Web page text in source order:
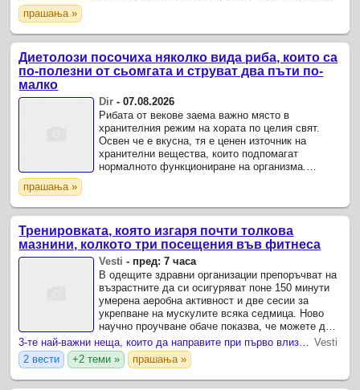
прашања »
Диетолози посочиха няколко вида риба, които са
по-полезни от сьомгата и струват два пъти по-
малко
Dir -07.08.2026
Рибата от векове заема важно място в
хранителния режим на хората по целия свят.
Освен че е вкусна, тя е ценен източник на
хранителни вещества, които подпомагат
нормалното функциониране на организма.
прашања »
Тренировката, която изгаря почти толкова
мазнини, колкото три посещения във фитнеса
Vesti - пред: 7 часа
В одещите здравни организации препоръчват на
възрастните да си осигуряват поне 150 минути
умерена аеробна активност и две сесии за
укрепване на мускулите всяка седмица. Ново
научно проучване обаче показва, че можете да
постигнете сходни резултати в борбата с
излишните килограми ...
3-те най-важни неща, които да направите при първо влизане във фитнеса Vesti
2 вести
+2 теми » прашања »